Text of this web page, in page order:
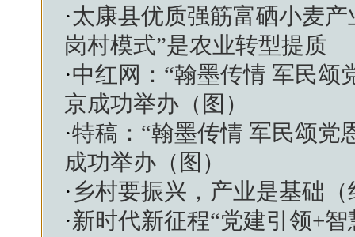
·太康县优质强筋富硒小麦
岗村模式”是农业转型提质
·中红网：“翰墨传情 军民颂
京成功举办（图）
·特稿：“翰墨传情 军民颂党
成功举办（图）
· 乡村要振兴，产业是基础（
·新时代新征程“党建引领+